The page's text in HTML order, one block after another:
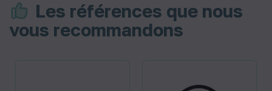
Les références que nous
vous recommandons